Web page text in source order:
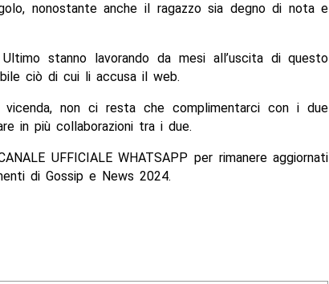
nonostante anche il ragazzo sia degno di nota e
stanno lavorando da mesi all’uscita di questo
ciò di cui li accusa il web.
vicenda, non ci resta che complimentarci con i due
in più collaborazioni tra i due.
UFFICIALE WHATSAPP per rimanere aggiornati
di Gossip e News 2024.